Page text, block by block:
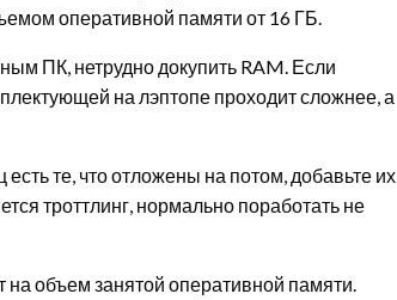
оперативной памяти от 16 ГБ.
ПК, нетрудно докупить RAM. Если
на лэптопе проходит сложнее, а
те, что отложены на потом, добавьте их
троттлинг, нормально поработать не
на объем занятой оперативной памяти.